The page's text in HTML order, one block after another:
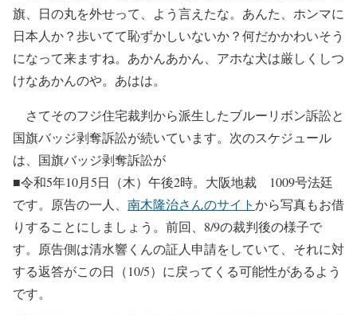
旗、日の丸を外せって、よう言えたな。あんた、ホンマに
日本人か？歩いてて恥ずかしいないか？何だかかわいそう
になって来ますね。あかんあかん、アホな犬は厳しくしつ
けなあかんのや。あはは。
さてそのフジ住宅裁判から派生したブルーリボン訴訟と
国旗バッジ剥奪訴訟が続いています。次のスケジュール
は、国旗バッジ剥奪訴訟が
■令和5年10月5日（木）午後2時。大阪地裁 1009号法廷
です。原告の一人、 南木隆治さんのサイトから写真もお借
りすることにしましょう。前回、8/9の裁判後の様子で
す。原告側は清水響くんの証人申請をしていて、それに対
する返答がこの日（10/5）に戻ってくる可能性があるよう
です。